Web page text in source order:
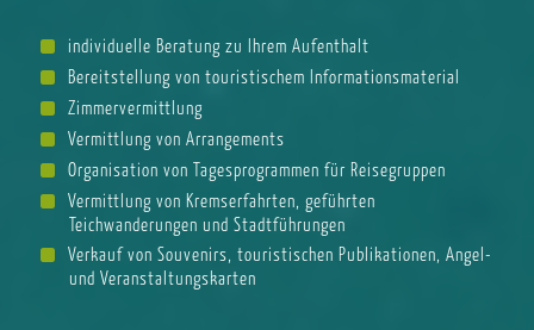
individuelle Beratung zu Ihrem Aufenthalt
Bereitstellung von touristischem Informationsmaterial
Zimmervermittlung
Vermittlung von Arrangements
Organisation von Tagesprogrammen für Reisegruppen
Vermittlung von Kremserfahrten, geführten
Teichwanderungen und Stadtführungen
Verkauf von Souvenirs, touristischen Publikationen, Angel-
und Veranstaltungskarten